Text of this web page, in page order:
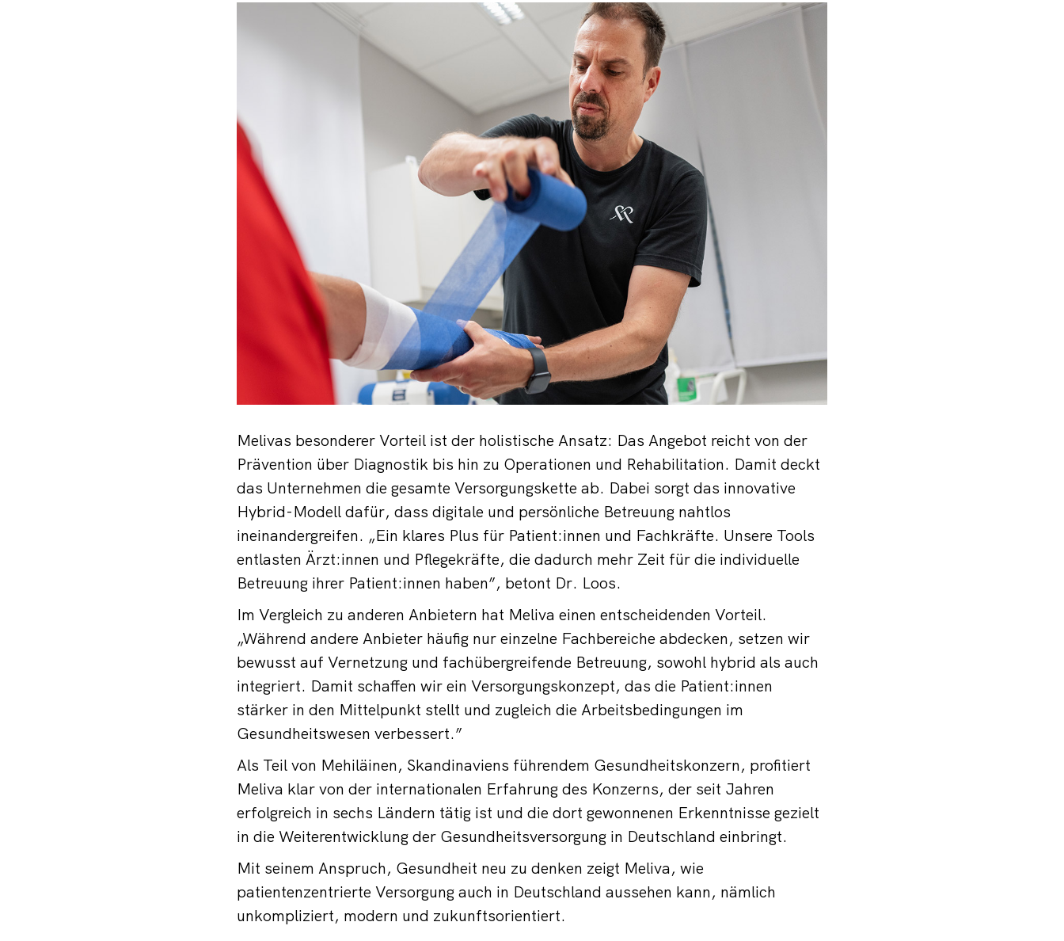
Melivas besonderer Vorteil ist der holistische Ansatz: Das Angebot reicht von der
Prävention über Diagnostik bis hin zu Operationen und Rehabilitation. Damit deckt
das Unternehmen die gesamte Versorgungskette ab. Dabei sorgt das innovative
Hybrid-Modell dafür, dass digitale und persönliche Betreuung nahtlos
ineinandergreifen. „Ein klares Plus für Patient:innen und Fachkräfte. Unsere Tools
entlasten Ärzt:innen und Pflegekräfte, die dadurch mehr Zeit für die individuelle
Betreuung ihrer Patient:innen haben”, betont Dr. Loos.
Im Vergleich zu anderen Anbietern hat Meliva einen entscheidenden Vorteil.
„Während andere Anbieter häufig nur einzelne Fachbereiche abdecken, setzen wir
bewusst auf Vernetzung und fachübergreifende Betreuung, sowohl hybrid als auch
integriert. Damit schaffen wir ein Versorgungskonzept, das die Patient:innen
stärker in den Mittelpunkt stellt und zugleich die Arbeitsbedingungen im
Gesundheitswesen verbessert.”
Als Teil von Mehiläinen, Skandinaviens führendem Gesundheitskonzern, profitiert
Meliva klar von der internationalen Erfahrung des Konzerns, der seit Jahren
erfolgreich in sechs Ländern tätig ist und die dort gewonnenen Erkenntnisse gezielt
in die Weiterentwicklung der Gesundheitsversorgung in Deutschland einbringt.
Mit seinem Anspruch, Gesundheit neu zu denken zeigt Meliva, wie
patientenzentrierte Versorgung auch in Deutschland aussehen kann, nämlich
unkompliziert, modern und zukunftsorientiert.